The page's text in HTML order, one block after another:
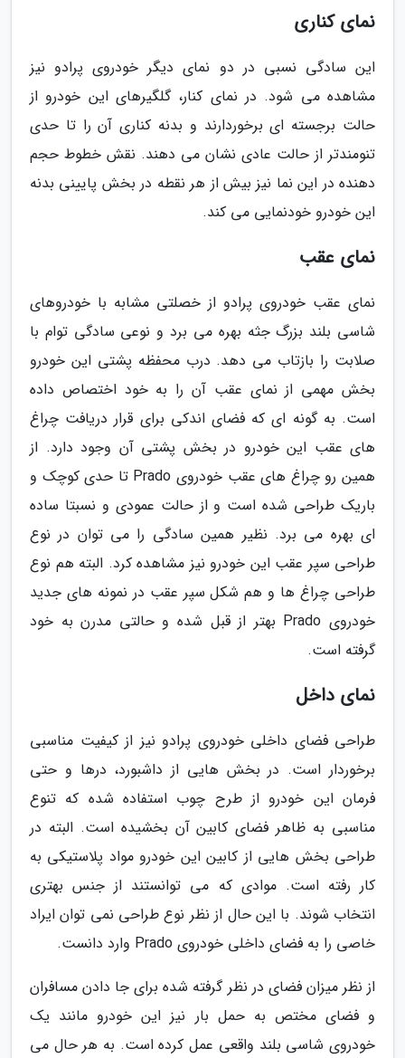
نمای کناری
این سادگی نسبی در دو نمای دیگر خودروی پرادو نیز
مشاهده می شود. در نمای کنار، گلگیرهای این خودرو از
حالت برجسته ای برخوردارند و بدنه کناری آن را تا حدی
تنومندتر از حالت عادی نشان می دهند. نقش خطوط حجم
دهنده در این نما نیز بیش از هر نقطه در بخش پایینی بدنه
این خودرو خودنمایی می کند.
نمای عقب
نمای عقب خودروی پرادو از خصلتی مشابه با خودروهای
شاسی بلند بزرگ جثه بهره می برد و نوعی سادگی توام با
صلابت را بازتاب می دهد. درب محفظه پشتی این خودرو
بخش مهمی از نمای عقب آن را به خود اختصاص داده
است. به گونه ای که فضای اندکی برای قرار دریافت چراغ
های عقب این خودرو در بخش پشتی آن وجود دارد. از
همین رو چراغ های عقب خودروی Prado تا حدی کوچک و
باریک طراحی شده است و از حالت عمودی و نسبتا ساده
ای بهره می برد. نظیر همین سادگی را می توان در نوع
طراحی سپر عقب این خودرو نیز مشاهده کرد. البته هم نوع
طراحی چراغ ها و هم شکل سپر عقب در نمونه های جدید
خودروی Prado بهتر از قبل شده و حالتی مدرن به خود
گرفته است.
نمای داخل
طراحی فضای داخلی خودروی پرادو نیز از کیفیت مناسبی
برخوردار است. در بخش هایی از داشبورد، درها و حتی
فرمان این خودرو از طرح چوب استفاده شده که تنوع
مناسبی به ظاهر فضای کابین آن بخشیده است. البته در
طراحی بخش هایی از کابین این خودرو مواد پلاستیکی به
کار رفته است. موادی که می توانستند از جنس بهتری
انتخاب شوند. با این حال از نظر نوع طراحی نمی توان ایراد
خاصی را به فضای داخلی خودروی Prado وارد دانست.
از نظر میزان فضای در نظر گرفته شده برای جا دادن مسافران
و فضای مختص به حمل بار نیز این خودرو مانند یک
خودروی شاسی بلند واقعی عمل کرده است. به هر حال می